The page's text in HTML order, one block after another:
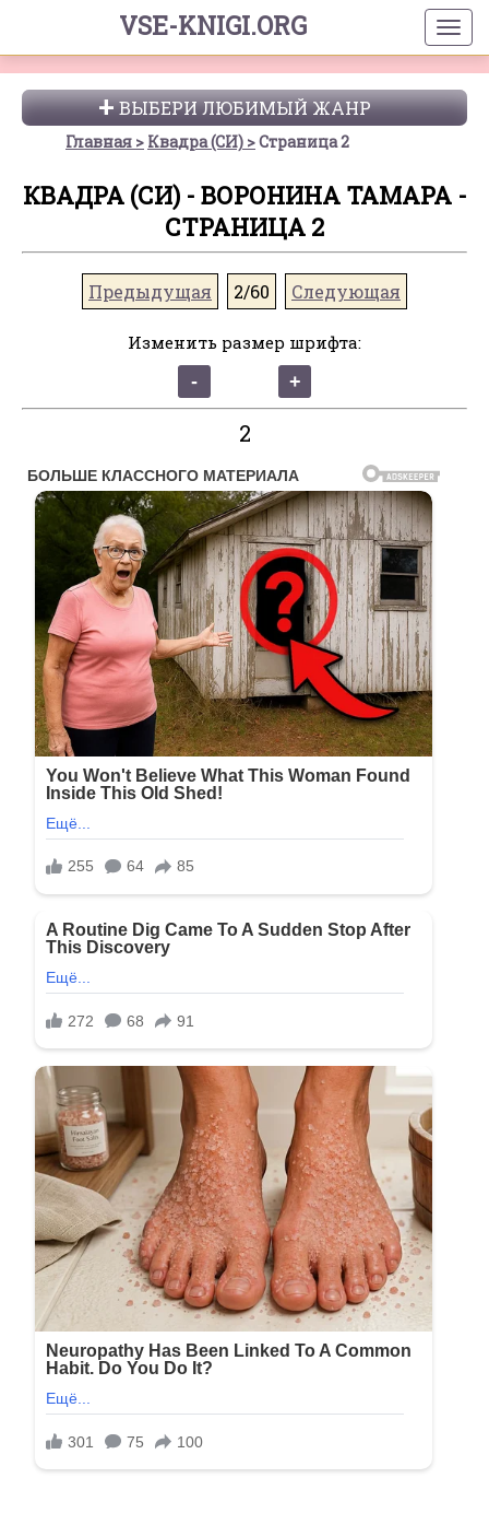
VSE-KNIGI.ORG
ВЫБЕРИ ЛЮБИМЫЙ ЖАНР
Главная Квадра (СИ) Страница 2
КВАДРА (СИ) - ВОРОНИНА ТАМАРА -
СТРАНИЦА 2
Предыдущая 2/60 Следующая
Изменить размер шрифта:
2